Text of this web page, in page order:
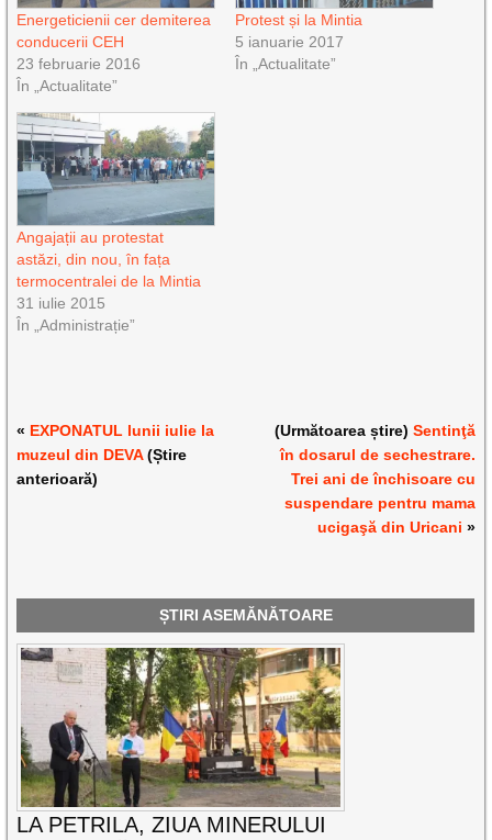
Energeticienii cer demiterea
conducerii CEH
23 februarie 2016
În „Actualitate”
Protest și la Mintia
5 ianuarie 2017
În „Actualitate”
Angajații au protestat
astăzi, din nou, în fața
termocentralei de la Mintia
31 iulie 2015
În „Administrație”
« EXPONATUL lunii iulie la
muzeul din DEVA(Știre
anterioară)
(Următoarea știre) Sentinţă
în dosarul de sechestrare.
Trei ani de închisoare cu
suspendare pentru mama
ucigaşă din Uricani »
ȘTIRI ASEMĂNĂTOARE
LA PETRILA, ZIUA MINERULUI